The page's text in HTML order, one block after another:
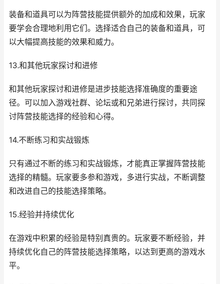
装备和道具可以为阵营技能提供额外的加成和效果，玩家
要学会合理地利用它们。选择适合自己的装备和道具，可
以大幅提高技能的效果和威力。
13.和其他玩家探讨和进修
和其他玩家探讨和进修是进步技能选择准确度的重要途
径。可以加入游戏社群、论坛或和兄弟进行探讨，共同探
讨阵营技能选择的经验和心得。
14.不断练习和实战锻炼
只有通过不断的练习和实战锻炼，才能真正掌握阵营技能
选择的精髓。玩家要多参和游戏，多进行实战，不断调整
和改进自己的技能选择策略。
15.经验并持续优化
在游戏中积累的经验是特别真贵的。玩家要不断经验，并
持续优化自己的阵营技能选择策略，以达到更高的游戏水
平。